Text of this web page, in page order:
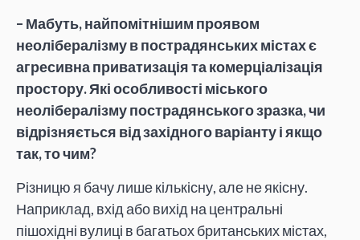
– Мабуть, найпомітнішим проявом
неолібералізму в пострадянських містах є
агресивна приватизація та комерціалізація
простору. Які особливості міського
неолібералізму пострадянського зразка, чи
відрізняється від західного варіанту і якщо
так, то чим?
Різницю я бачу лише кількісну, але не якісну.
Наприклад, вхід або вихід на центральні
пішохідні вулиці в багатьох британських містах,